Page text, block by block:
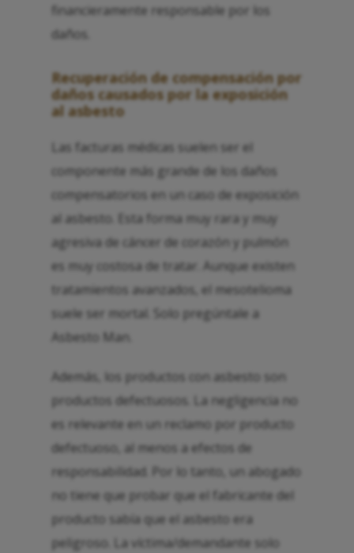
financieramente responsable por los
daños.
Recuperación de compensación por
daños causados ​​por la exposición
al asbesto
Las facturas médicas suelen ser el
componente más grande de los daños
compensatorios en un caso de exposición
al asbesto. Esta forma muy rara y muy
agresiva de cáncer de corazón y pulmón
es muy costosa de tratar. Aunque existen
tratamientos avanzados, el mesotelioma
suele ser mortal. Solo pregúntale a
Asbesto Man.
Además, los productos con asbesto son
productos defectuosos. La negligencia no
es relevante en un reclamo por producto
defectuoso, al menos a efectos de
responsabilidad. Por lo tanto, un abogado
no tiene que probar que el fabricante del
producto sabía que el asbesto era
peligroso. La víctima/demandante solo